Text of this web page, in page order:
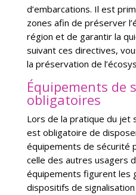
d’embarcations. Il est
zones afin de préserver
région et de garantir la
suivant ces directives,
la préservation de
Équipements de
obligatoires
Lors de la pratique du jet
est obligatoire de
équipements de sécurité
celle des autres usagers
équipements figurent les
dispositifs de